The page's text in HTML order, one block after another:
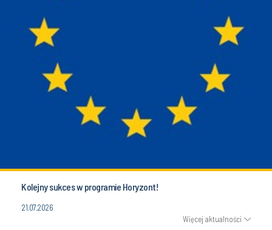
Kolejny sukces w programie Horyzont!
21.07.2026
Więcej aktualności